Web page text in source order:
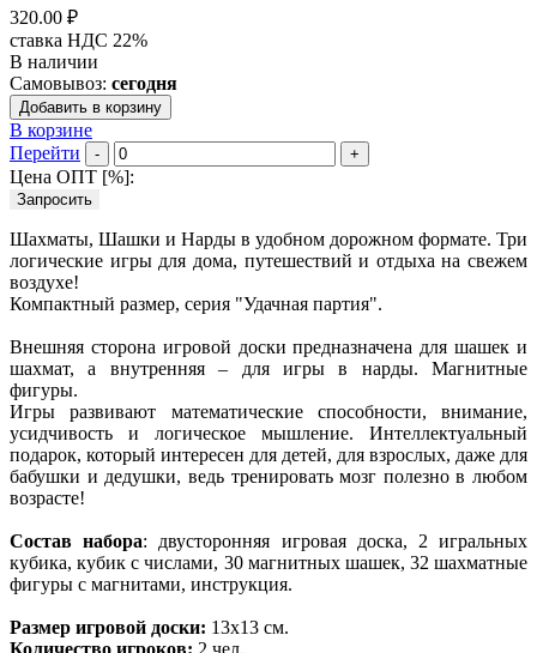
320.00 ₽
ставка НДС 22%
В наличии
Самовывоз: сегодня
Добавить в корзину
В корзине
Перейти
- +
Цена ОПТ [%]:
Запросить
Шахматы, Шашки и Нарды в удобном дорожном формате. Три
логические игры для дома, путешествий и отдыха на свежем
воздухе!
Компактный размер, серия "Удачная партия".
Внешняя сторона игровой доски предназначена для шашек и
шахмат, а внутренняя – для игры в нарды. Магнитные
фигуры.
Игры развивают математические способности, внимание,
усидчивость и логическое мышление. Интеллектуальный
подарок, который интересен для детей, для взрослых, даже для
бабушки и дедушки, ведь тренировать мозг полезно в любом
возрасте!
Состав набора: двусторонняя игровая доска, 2 игральных
кубика, кубик с числами, 30 магнитных шашек, 32 шахматные
фигуры с магнитами, инструкция.
Размер игровой доски: 13х13 см.
Количество игроков: 2 чел.